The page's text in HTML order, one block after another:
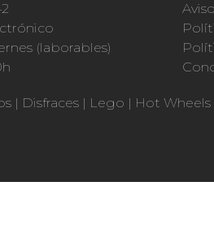
(laborables)
| Disfraces | Lego | Hot Wheels